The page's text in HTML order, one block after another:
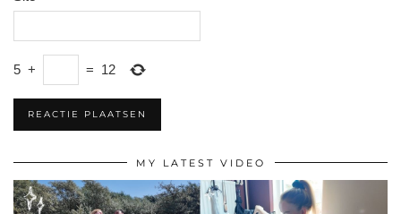
5 + = 12
MY LATEST VIDEO